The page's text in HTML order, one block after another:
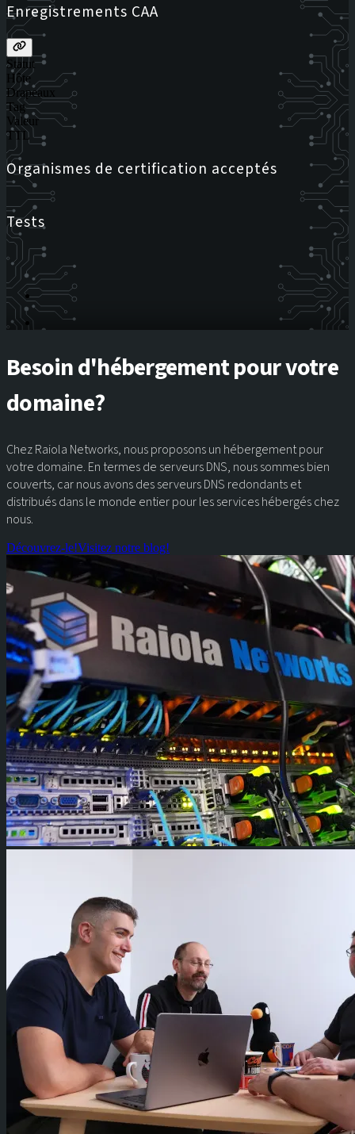
Enregistrements CAA
Statut
Hôte
Drapeaux
Tag
Valeur
TTL
Organismes de certification acceptés
Tests
Besoin d'hébergement pour votre
domaine?
Chez Raiola Networks, nous proposons un hébergement pour
votre domaine. En termes de serveurs DNS, nous sommes bien
couverts, car nous avons des serveurs DNS redondants et
distribués dans le monde entier pour les services hébergés chez
nous.
Découvrez-le!Visitez notre blog!